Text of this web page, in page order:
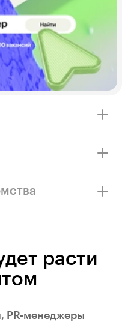
производстве,
заказчика
расти
PR-менеджеры